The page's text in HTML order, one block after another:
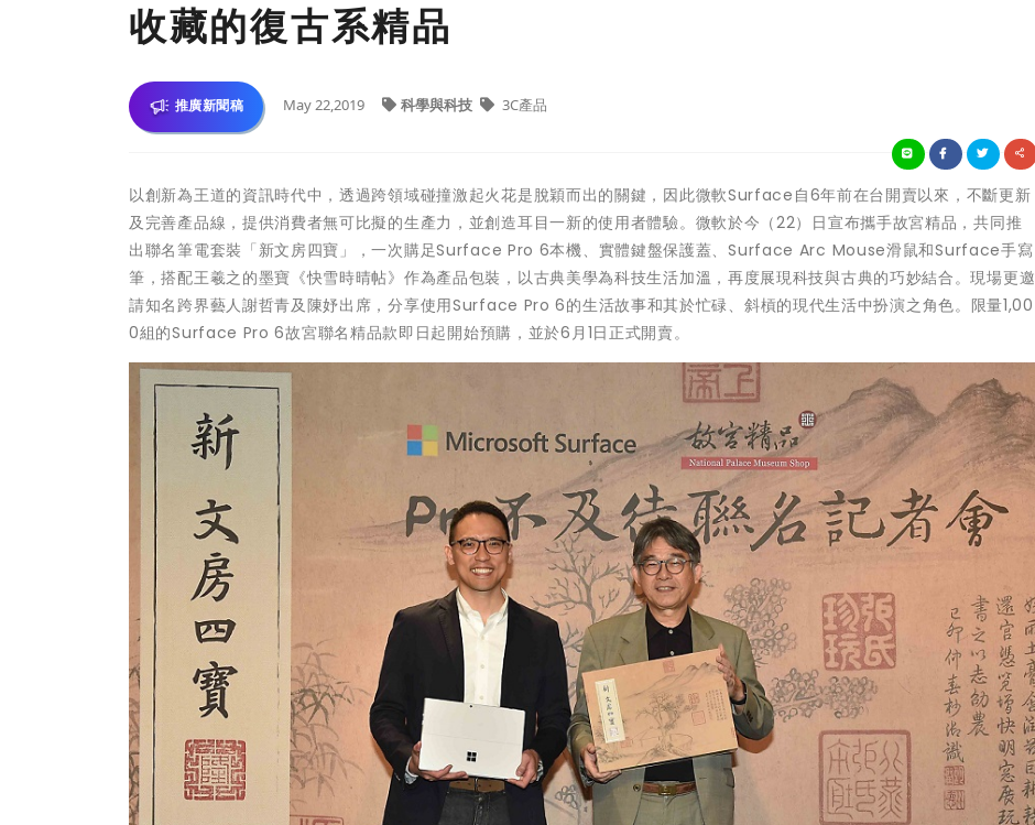
收藏的復古系精品
推廣新聞稿 May 22,2019 科學與科技 3C產品
以創新為王道的資訊時代中，透過跨領域碰撞激起火花是脫穎而出的關鍵，因此微軟Surface自6年前在台開賣以來，不斷更新
及完善產品線，提供消費者無可比擬的生產力，並創造耳目一新的使用者體驗。微軟於今（22）日宣布攜手故宮精品，共同推
出聯名筆電套裝「新文房四寶」，一次購足Surface Pro 6本機、實體鍵盤保護蓋、Surface Arc Mouse滑鼠和Surface手寫
筆，搭配王羲之的墨寶《快雪時晴帖》作為產品包裝，以古典美學為科技生活加溫，再度展現科技與古典的巧妙結合。現場更邀
請知名跨界藝人謝哲青及陳妤出席，分享使用Surface Pro 6的生活故事和其於忙碌、斜槓的現代生活中扮演之角色。限量1,00
0組的Surface Pro 6故宮聯名精品款即日起開始預購，並於6月1日正式開賣。